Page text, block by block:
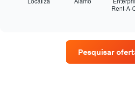
Rent-A-
Pesquisar